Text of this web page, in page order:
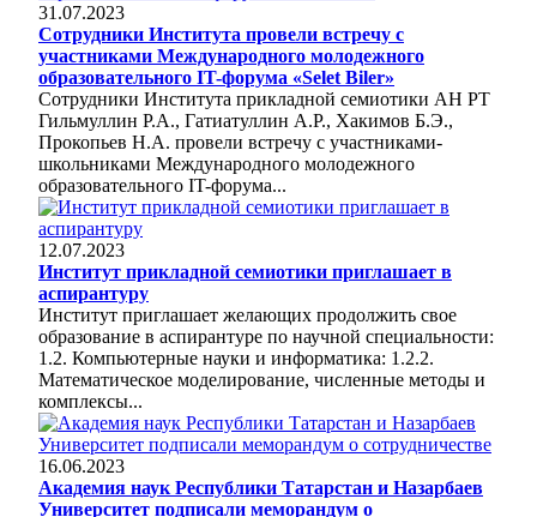
31.07.2023
Сотрудники Института провели встречу с
участниками Международного молодежного
образовательного IT-форума «Selet Biler»
Сотрудники Института прикладной семиотики АН РТ
Гильмуллин Р.А., Гатиатуллин А.Р., Хакимов Б.Э.,
Прокопьев Н.А. провели встречу с участниками-
школьниками Международного молодежного
образовательного IT-форума...
12.07.2023
Институт прикладной семиотики приглашает в
аспирантуру
Институт приглашает желающих продолжить свое
образование в аспирантуре по научной специальности:
1.2. Компьютерные науки и информатика: 1.2.2.
Математическое моделирование, численные методы и
комплексы...
16.06.2023
Академия наук Республики Татарстан и Назарбаев
Университет подписали меморандум о